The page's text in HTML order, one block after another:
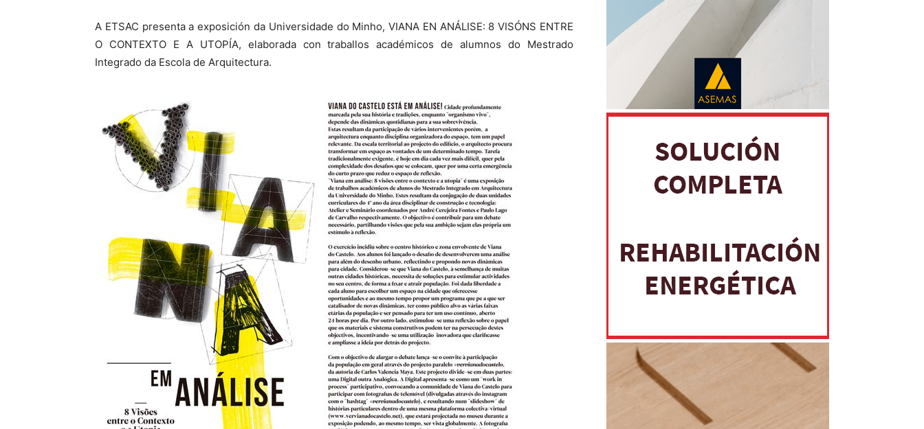
A ETSAC presenta a exposición da Universidade do Minho, VIANA EN ANÁLISE: 8 VISÓNS ENTRE
O CONTEXTO E A UTOPÍA, elaborada con traballos académicos de alumnos do Mestrado
Integrado da Escola de Arquitectura.